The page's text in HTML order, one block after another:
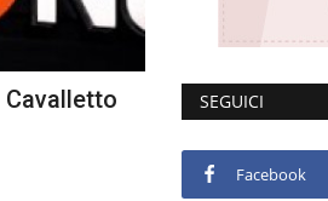
Cavalletto
SEGUICI
Facebook